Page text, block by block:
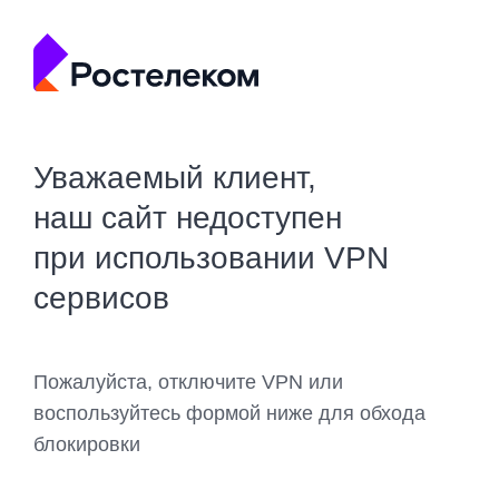
Уважаемый клиент,
наш сайт недоступен
при использовании VPN
сервисов
Пожалуйста, отключите VPN или
воспользуйтесь формой ниже для обхода
блокировки